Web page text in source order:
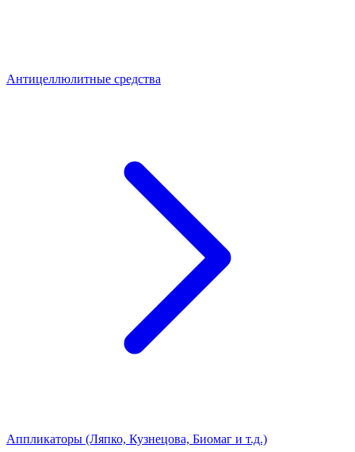
Антицеллюлитные средства
Аппликаторы (Ляпко, Кузнецова, Биомаг и т.д.)